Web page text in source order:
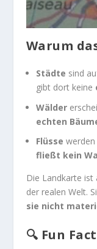
Warum
Städte sind
gibt dort keine
Wälder
echten
Flüsse
fließt kein
Die Landkarte ist
der realen Welt.
sie nicht
🔍 Fun